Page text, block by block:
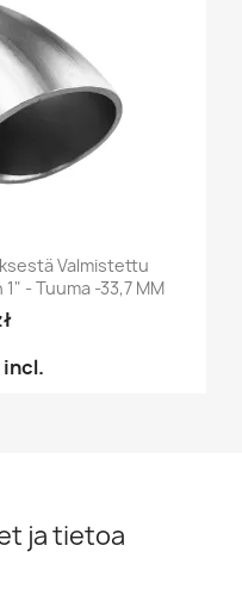
Valmistettu
- Tuuma -33,7 MM
ja tietoa